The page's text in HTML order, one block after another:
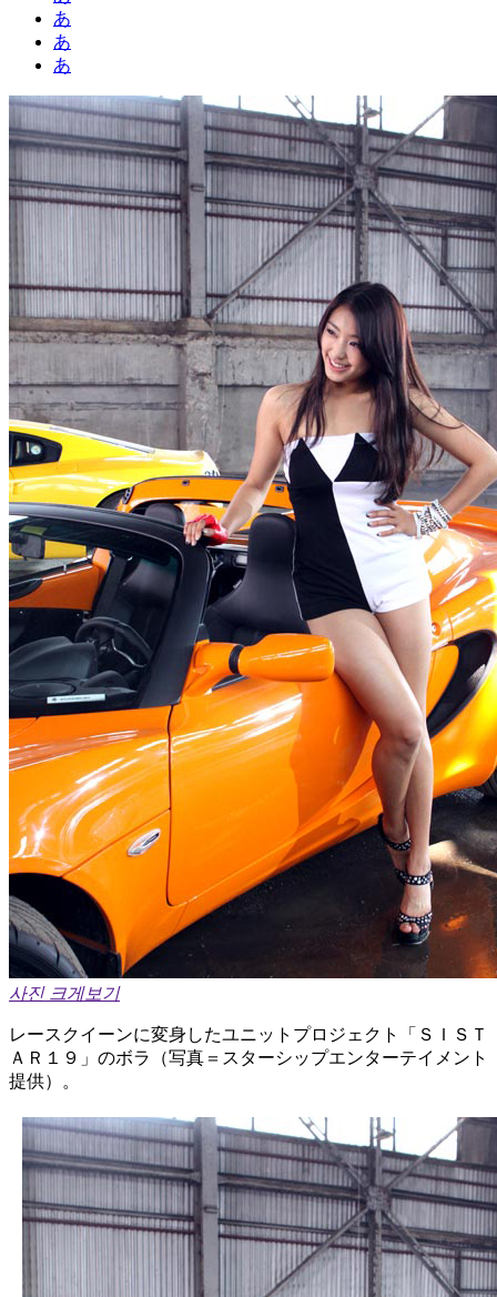
あ
あ
あ
사진 크게보기
レースクイーンに変身したユニットプロジェクト「ＳＩＳＴ
ＡＲ１９」のボラ（写真＝スターシップエンターテイメント
提供）。